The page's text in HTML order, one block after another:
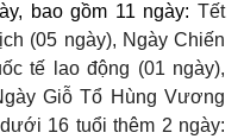
bao gồm 11 ngày: Tết
(05 ngày), Ngày Chiến
tế lao động (01 ngày),
Giỗ Tổ Hùng Vương
16 tuổi thêm 2 ngày: